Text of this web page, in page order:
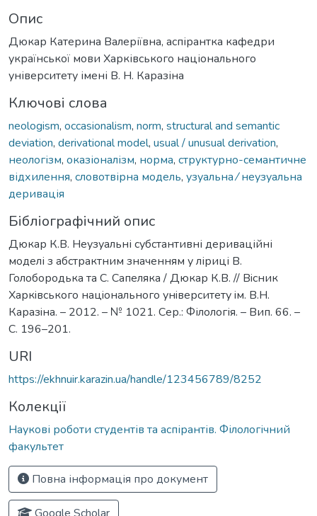
Опис
Дюкар Катерина Валеріївна, аспірантка кафедри
української мови Харківського національного
університету імені В. Н. Каразіна
Ключові слова
neologism, occasionalism, norm, structural and semantic
deviation, derivational model, usual / unusual derivation,
неологізм, оказіоналізм, норма, структурно-семантичне
відхилення, словотвірна модель, узуальна ⁄ неузуальна
деривація
Бібліографічний опис
Дюкар К.В. Неузуальні субстантивні дериваційні
моделі з абстрактним значенням у ліриці В.
Голобородька та С. Сапеляка / Дюкар К.В. // Вiсник
Харкiвського нацiонального унiверситету iм. В.Н.
Каразiна. – 2012. – № 1021. Сер.: Філологія. – Вип. 66. –
С. 196–201.
URI
https://ekhnuir.karazin.ua/handle/123456789/8252
Колекції
Наукові роботи студентів та аспірантів. Філологічний
факультет
Повна інформація про документ